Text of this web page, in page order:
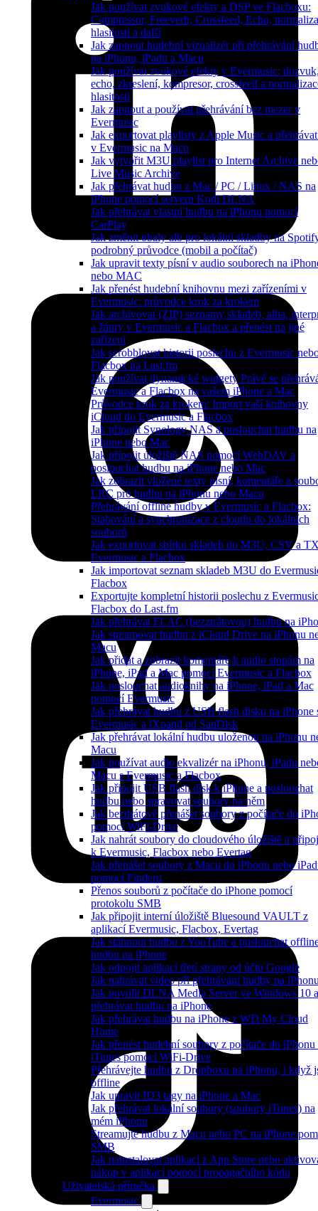
Jak používat zvukové efekty a DSP ve Flacboxu:
Compressor, Freeverb, Crossfeed, Echo,
hlasitosti a další
Jak zapnout hudební vizualizér při přehrávání
na iPhonu, iPadu a Macu
Jak používat zvukové efekty v Evermusic:
echo, zkreslení, kompresor, crossfeed a
hlasitosti
Jak zapnout a používat přehrávání bez mezer v
Evermusic
Jak exportovat playlisty z Apple Music a
v Evermusic na Macu
Jak vytvořit M3U playlist pro Internet Archive
Live Music Archive
Jak přehrávat hudbu z Mac / PC / Linux / NAS na
iPhone pomocí serveru Kodi DLNA
Jak přehrávat vlastní hudbu na iPhonu pomocí
CarPlay
Jak změnit obaly alb pro lokální skladby na
podrobný průvodce (mobil a počítač)
Jak upravit texty písní v audio souborech na
nebo MAC
Jak přenést hudební knihovnu mezi zařízeními v
Evermusic: průvodce krok za krokem
Jak archivovat (ZIP) seznamy skladeb, alba,
a žánry v Evermusic a Flacbox a přenést na jiné
zařízení
Jak scrobblovat historii poslechu z Evermusic
Flacbox na Last.fm
Jak používat dynamické widgety Právě se
Evermusic a Flacbox na vašem iPhone a Mac
Průvodce krok za krokem: Import vaší knihovny
iCloud do Evermusic a Flacbox
Jak připojit Synology NAS a poslouchat hudbu na
iPhone nebo Mac
Jak připojit úložiště NAS pomocí WebDAV a
poslouchat hudbu na iPhone nebo Mac
Jak zobrazit vložené texty písní, komentáře a
LRC pro hudbu na iPhonu nebo Macu
Přehrávání offline hudby v Evermusic a Flacbox:
Stahování a synchronizace z cloudu do lokálních
souborů
Jak exportovat sbírku skladeb do M3U, CSV a
Evermusic a Flacbox
Jak importovat seznam skladeb M3U do
Flacbox
Exportujte kompletní historii poslechu z
Flacbox do Last.fm
Jak přehrávat FLAC (bezztrátovou) hudbu na
Jak streamovat hudbu z iCloud Drive na iPhonu
Macu
Jak přidat a zobrazit komentáře k audio stopám na
iPhone, iPad a Mac pomocí Evermusic a Flacbox
Jak poslouchat audioknihy na iPhone, iPad a Mac
pomocí Evermusic
Jak přehrávat hudbu z USB flash disku na iPhone
Evermusic a iXpand od SanDisk
Jak přehrávat lokální hudbu uloženou na iPhonu
Macu
Jak používat audio ekvalizér na iPhonu, iPadu
Macu s Evermusic a Flacbox
Jak připojit USB flash disk k iPhone a poslouchat
hudbu nebo spravovat soubory na něm
Jak bezdrátově přenášet soubory z počítače do
pomocí WiFi-Drive
Jak nahrát soubory do cloudového úložiště a
k Evermusic, Flacbox nebo Evertag
Jak přenášet soubory z Macu do iPhonu nebo
pomocí Finderu
Přenos souborů z počítače do iPhone pomocí
protokolu SMB
Jak připojit interní úložiště Bluesound VAULT z
aplikací Evermusic, Flacbox, Evertag
Jak stáhnout hudbu z YouTube a poslouchat
hudbu na iPhone
Jak odpojit aplikaci třetí strany od účtu Google
Jak nahrávat video při přehrávání hudby na
Jak povolit DLNA Media Server ve Windows 10 a
přehrávat hudbu na iPhone
Jak přehrávat hudbu na iPhone z WD My Cloud
Home
Jak přenést hudební soubory z počítače do iPhonu
iTunes pomocí WiFi-Drive
Přehrávejte hudbu z Dropboxu na iPhonu, i když
offline
Jak upravit ID3 tagy na iPhone a Mac
Jak přehrávat lokální soubory (soubory iTunes) na
mém iPhonu
Streamujte hudbu z Macu nebo PC na iPhone
SMB
Jak nainstalovat aplikaci z App Store nebo
nákup v aplikaci pomocí propagačního kódu
Uživatelská příručka
Evermusic